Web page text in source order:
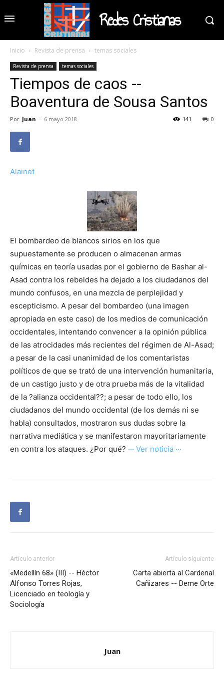
Redes Cristianas
Inicio Revista de prensa temas sociales
Revista de prensa temas sociales
Tiempos de caos --
Boaventura de Sousa Santos
Por Juan - 6 mayo 2018 0
141
Alainet
El bombardeo de blancos sirios en los que
supuestamente se producen o almacenan armas
químicas en teoría usadas por el gobierno de Bashar al-
Asad contra los rebeldes ha dejado a los ciudadanos del
mundo confusos, en una mezcla de perplejidad y
escepticismo. A pesar del bombardeo (una imagen
apropiada en este caso) de los medios de comunicación
occidentales, intentando convencer a la opinión pública
de las atrocidades más recientes del régimen de Al-Asad;
a pesar de la casi unanimidad de los comentaristas
políticos de que se trató de una intervención humanitaria,
de un castigo justo y de otra prueba más de la vitalidad
de la ?alianza occidental??; a pesar de todo ello, los
ciudadanos del mundo occidental (de los demás ni se
habla) consultados, mostraron sus dudas sobre la
narrativa mediática y se manifestaron mayoritariamente
en contra los ataques. ¿Por qué? ··· Ver noticia ···
Artículo anterior
«Medellín 68» (III) -- Héctor
Alfonso Torres Rojas,
Licenciado en teología y
Sociología
Artículo siguiente
Carta abierta al Cardenal
Cañizares -- Deme Orte
Juan